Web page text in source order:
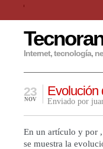
Internet, tecnología,
Evolución
23
NOV Enviado por
En un artículo y por ,
se muestra la